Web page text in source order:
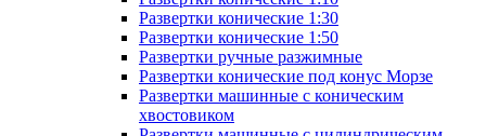
Развертки конические 1:30
Развертки конические 1:50
Развертки ручные разжимные
Развертки конические под конус Морзе
Развертки машинные с коническим
хвостовиком